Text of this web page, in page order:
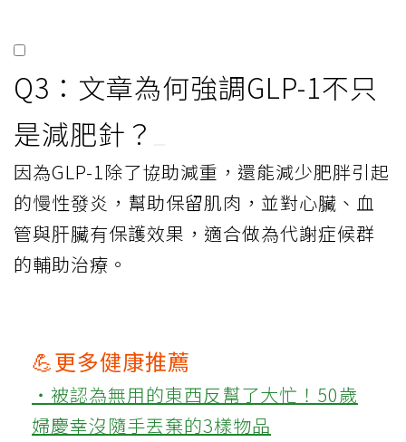
Q3：文章為何強調GLP-1不只
是減肥針？
因為GLP-1除了協助減重，還能減少肥胖引起
的慢性發炎，幫助保留肌肉，並對心臟、血
管與肝臟有保護效果，適合做為代謝症候群
的輔助治療。
💪更多健康推薦
‧被認為無用的東西反幫了大忙！50歲
婦慶幸沒隨手丟棄的3樣物品